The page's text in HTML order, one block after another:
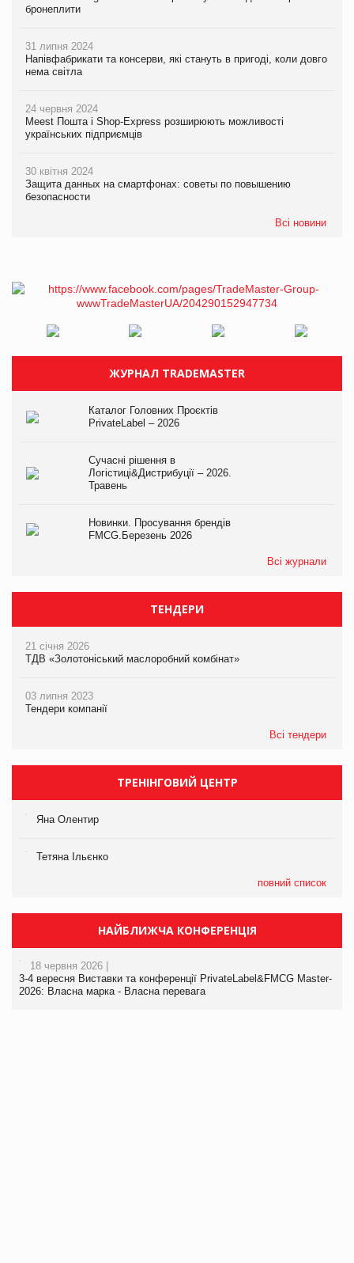
бронеплити
31 липня 2024
Напівфабрикати та консерви, які стануть в пригоді, коли довго
нема світла
24 червня 2024
Meest Пошта і Shop-Express розширюють можливості
українських підприємців
30 квітня 2024
Защита данных на смартфонах: советы по повышению
безопасности
Всі новини
ЖУРНАЛ TRADEMASTER
Каталог Головних Проєктів
PrivateLabel – 2026
Сучасні рішення в
Логістиці&Дистрибуції – 2026.
Травень
Новинки. Просування брендів
FMCG.Березень 2026
Всі журнали
ТЕНДЕРИ
21 січня 2026
ТДВ «Золотоніський маслоробний комбінат»
03 липня 2023
Тендери компанії
Всі тендери
ТРЕНІНГОВИЙ ЦЕНТР
Яна Олентир
Тетяна Ільєнко
повний список
НАЙБЛИЖЧА КОНФЕРЕНЦІЯ
18 червня 2026 |
3-4 вересня Виставки та конференції PrivateLabel&FMCG Master-
2026: Власна марка - Власна перевага